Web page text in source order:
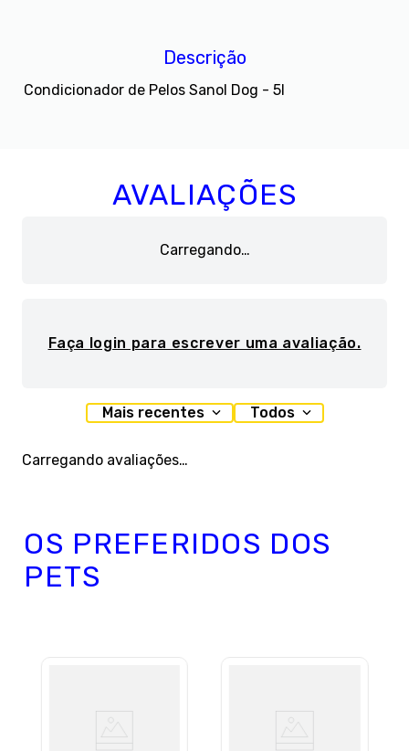
Descrição
Condicionador de Pelos Sanol Dog - 5l
AVALIAÇÕES
Carregando…
Faça login para escrever uma avaliação.
Mais recentes Todos
Carregando avaliações…
OS PREFERIDOS DOS
PETS